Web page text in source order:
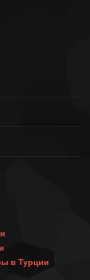
в Турции